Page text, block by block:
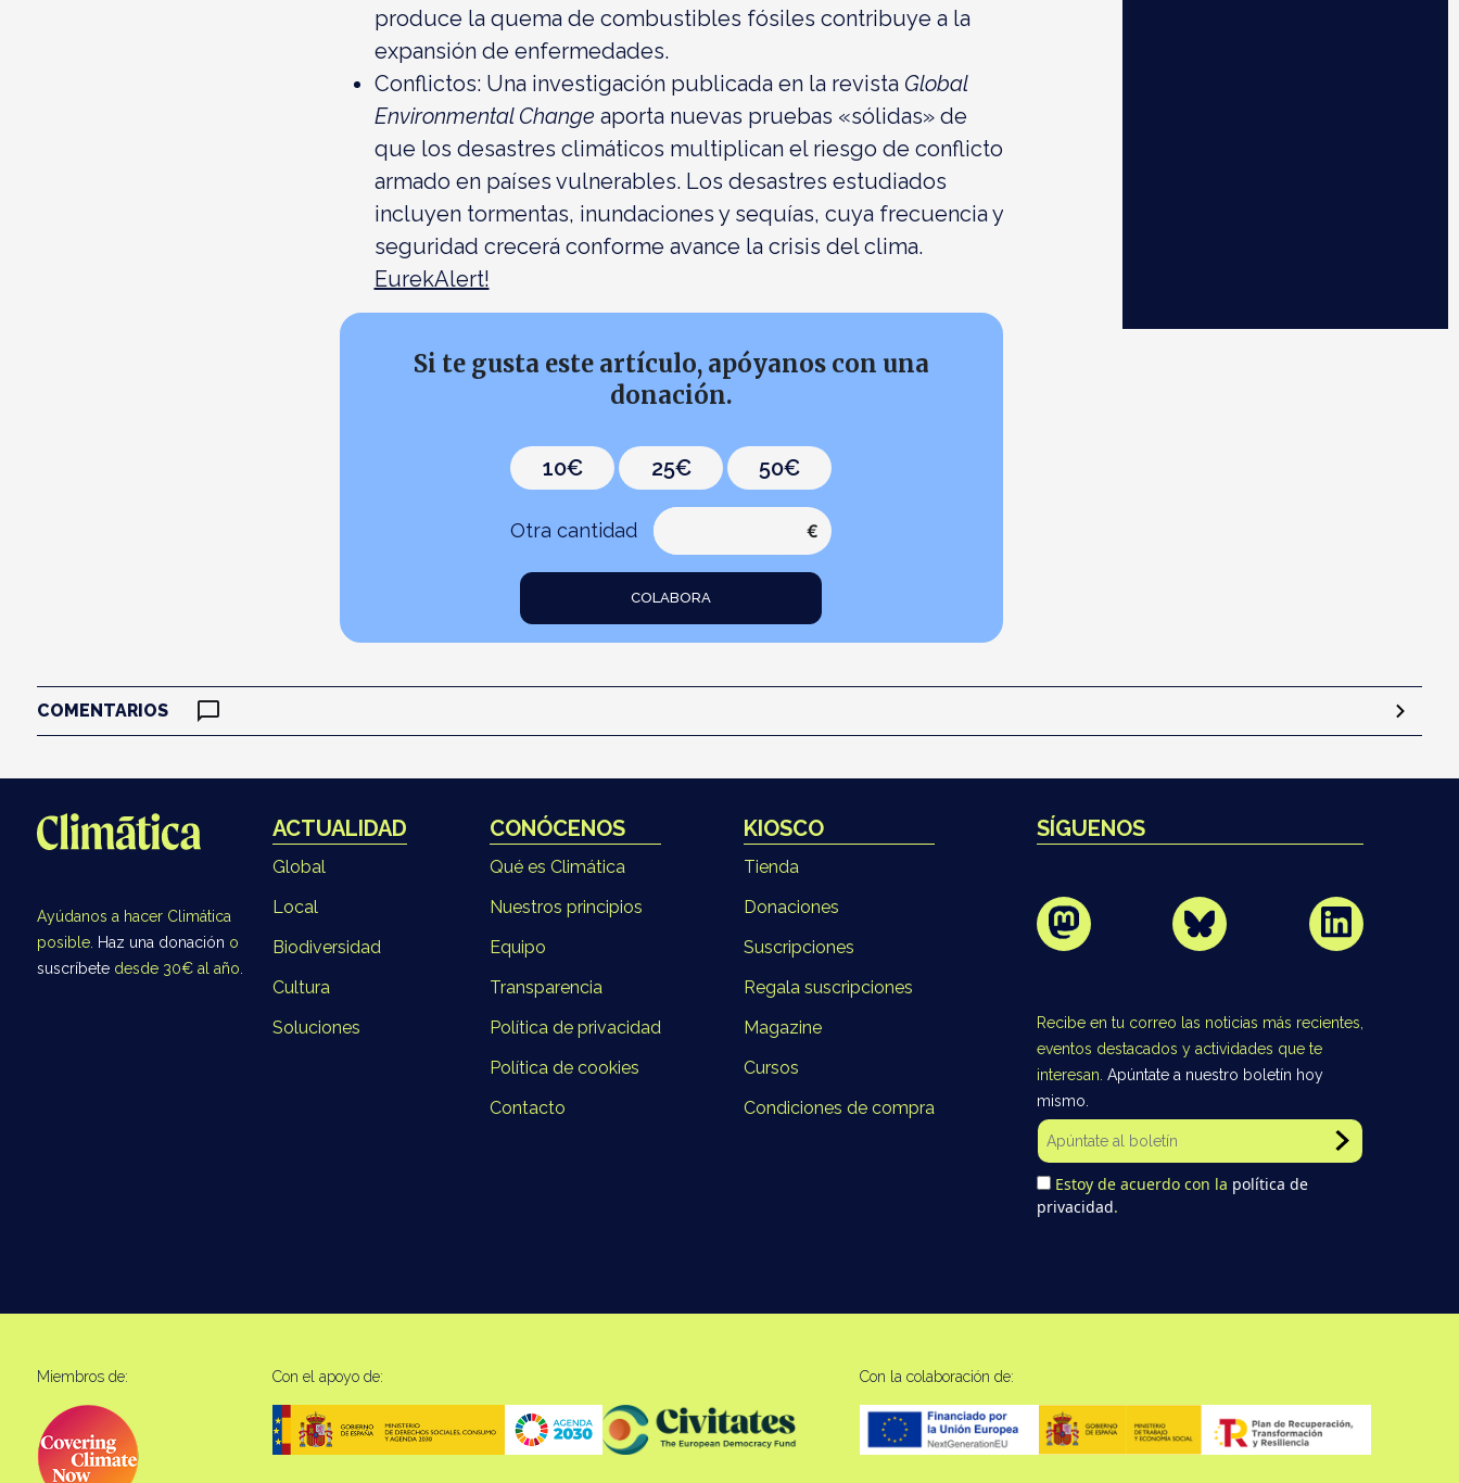
produce la quema de combustibles fósiles contribuye a la
expansión de enfermedades.
Conflictos: Una investigación publicada en la revista Global
Environmental Change aporta nuevas pruebas «sólidas» de
que los desastres climáticos multiplican el riesgo de conflicto
armado en países vulnerables. Los desastres estudiados
incluyen tormentas, inundaciones y sequías, cuya frecuencia y
seguridad crecerá conforme avance la crisis del clima.
EurekAlert!
Si te gusta este artículo, apóyanos con una
donación.
10€ 25€ 50€
Otra cantidad €
COLABORA
COMENTARIOS
ACTUALIDAD
Global
Local
Biodiversidad
Cultura
Soluciones
CONÓCENOS
Qué es Climática
Nuestros principios
Equipo
Transparencia
Política de privacidad
Política de cookies
Contacto
KIOSCO
Tienda
Donaciones
Suscripciones
Regala suscripciones
Magazine
Cursos
Condiciones de compra
SÍGUENOS
Recibe en tu correo las noticias más recientes,
eventos destacados y actividades que te
interesan. Apúntate a nuestro boletín hoy
mismo.
Estoy de acuerdo con la política de
privacidad.
Ayúdanos a hacer Climática
posible. Haz una donación o
suscríbete desde 30€ al año.
Miembros de: Con el apoyo de: Con la colaboración de: